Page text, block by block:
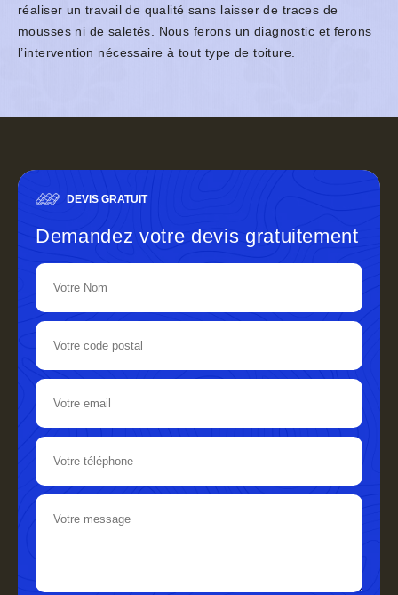
réaliser un travail de qualité sans laisser de traces de
mousses ni de saletés. Nous ferons un diagnostic et ferons
l’intervention nécessaire à tout type de toiture.
DEVIS GRATUIT
Demandez votre devis gratuitement